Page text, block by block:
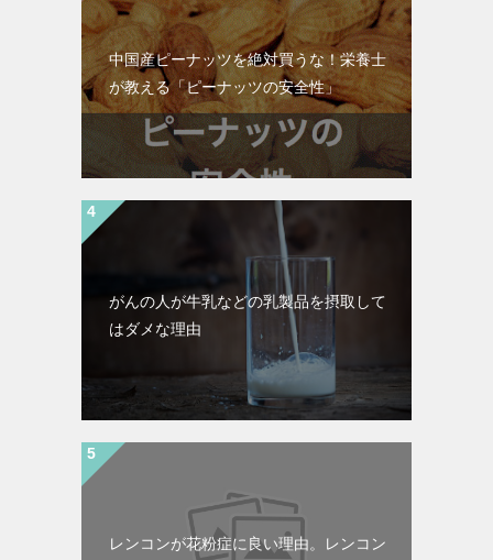
中国産ピーナッツを絶対買うな！栄養士
が教える「ピーナッツの安全性」
がんの人が牛乳などの乳製品を摂取して
はダメな理由
レンコンが花粉症に良い理由。レンコン